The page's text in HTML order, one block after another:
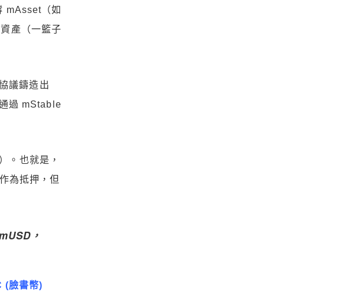
mAsset（如
產（一籃子
議鑄造出
過 mStable
。也就是，
為抵押，但
，
(臉書幣)